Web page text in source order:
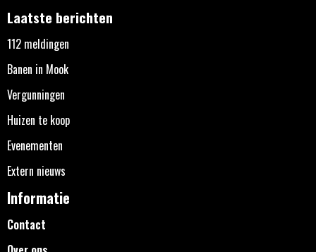
Laatste berichten
112 meldingen
Banen in Mook
Vergunningen
Huizen te koop
Evenementen
Extern nieuws
Informatie
Contact